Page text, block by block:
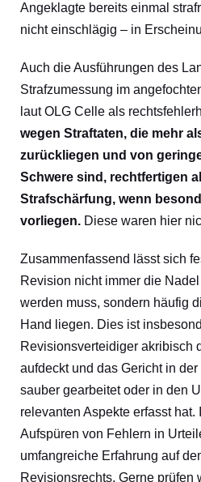
Angeklagte bereits einmal
nicht einschlägig – in
Auch die Ausführungen des
Strafzumessung im
laut OLG Celle als
wegen Straftaten, die mehr
zurückliegen und von
Schwere sind, rechtfertigen
Strafschärfung, wenn
vorliegen. Diese waren hier
Zusammenfassend lässt sich
Revision nicht immer die
werden muss, sondern häufig
Hand liegen. Dies ist
Revisionsverteidiger akribisch
aufdeckt und das Gericht in
sauber gearbeitet oder in den
relevanten Aspekte erfasst hat.
Aufspüren von Fehlern in
umfangreiche Erfahrung auf
Revisionsrechts. Gerne prüfen